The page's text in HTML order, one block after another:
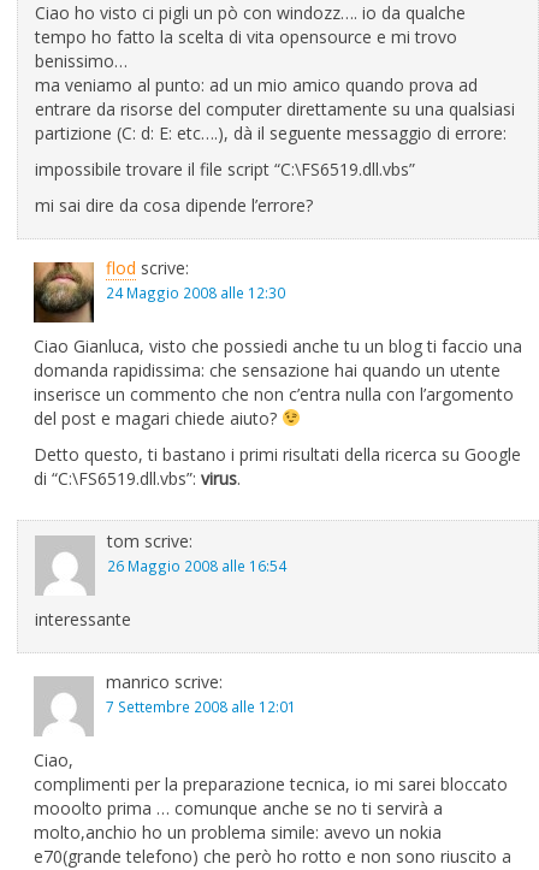
Ciao ho visto ci pigli un pò con windozz…. io da qualche
tempo ho fatto la scelta di vita opensource e mi trovo
benissimo…
ma veniamo al punto: ad un mio amico quando prova ad
entrare da risorse del computer direttamente su una qualsiasi
partizione (C: d: E: etc….), dà il seguente messaggio di errore:
impossibile trovare il file script “C:\FS6519.dll.vbs”
mi sai dire da cosa dipende l’errore?
flod scrive:
24 Maggio 2008 alle 12:30
Ciao Gianluca, visto che possiedi anche tu un blog ti faccio una
domanda rapidissima: che sensazione hai quando un utente
inserisce un commento che non c’entra nulla con l’argomento
del post e magari chiede aiuto?
Detto questo, ti bastano i primi risultati della ricerca su Google
di “C:\FS6519.dll.vbs”: virus.
tom scrive:
26 Maggio 2008 alle 16:54
interessante
manrico scrive:
7 Settembre 2008 alle 12:01
Ciao,
complimenti per la preparazione tecnica, io mi sarei bloccato
mooolto prima … comunque anche se no ti servirà a
molto,anchio ho un problema simile: avevo un nokia
e70(grande telefono) che però ho rotto e non sono riuscito a